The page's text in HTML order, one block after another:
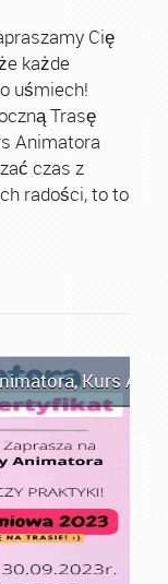
Cię
każde
uśmiech!
Trasę
Animatora
czas z
radości, to to
,Kurs